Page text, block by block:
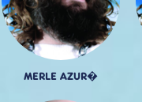
MERLE AZUR�